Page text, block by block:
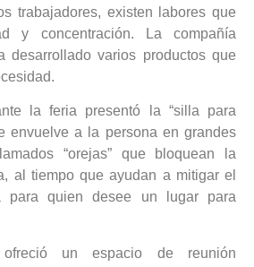
trabajadores, existen labores que
y concentración. La compañía
desarrollado varios productos que
la feria presentó la “silla para
envuelve a la persona en grandes
“orejas” que bloquean la
al tiempo que ayudan a mitigar el
para quien desee un lugar para
ofreció un espacio de reunión